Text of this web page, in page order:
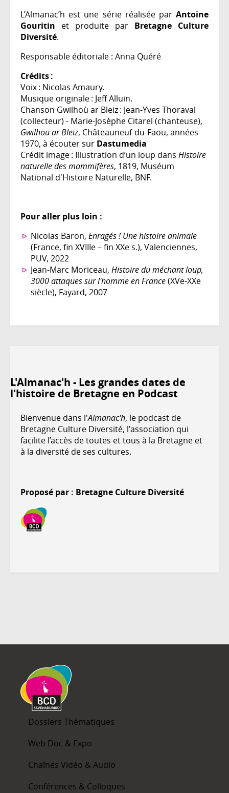
L’Almanac’h est une série réalisée par Antoine
Gouritin et produite par Bretagne Culture
Diversité.
Responsable éditoriale : Anna Quéré
Crédits :
Voix : Nicolas Amaury.
Musique originale : Jeff Alluin.
Chanson Gwilhoù ar Bleiz : Jean-Yves Thoraval
(collecteur) - Marie-Josèphe Citarel (chanteuse),
Gwilhou ar Bleiz, Châteauneuf-du-Faou, années
1970, à écouter sur Dastumedia
Crédit image : Illustration d’un loup dans Histoire
naturelle des mammifères, 1819, Muséum
National d'Histoire Naturelle, BNF.
Pour aller plus loin :
Nicolas Baron, Enragés ! Une histoire animale
(France, fin XVIIIe – fin XXe s.), Valenciennes,
PUV, 2022
Jean-Marc Moriceau, Histoire du méchant loup,
3000 attaques sur l'homme en France(XVe-XXe
siècle), Fayard, 2007
L'Almanac'h - Les grandes dates de
l'histoire de Bretagne en Podcast
Bienvenue dans l'Almanac'h, le podcast de
Bretagne Culture Diversité, l'association qui
facilite l’accès de toutes et tous à la Bretagne et
à la diversité de ses cultures.
Proposé par : Bretagne Culture Diversité
Dossiers Thématiques
Web Doc & Expo
Chaînes Vidéo & Audio
Conférences & Colloques